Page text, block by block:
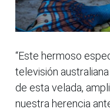
“Este hermoso
televisión
de esta velada,
nuestra herencia